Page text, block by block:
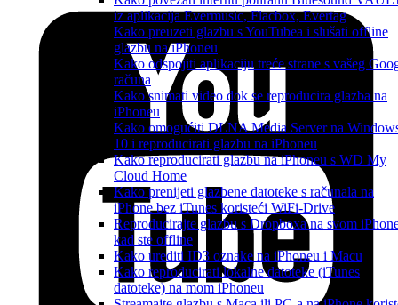
iz aplikacija Evermusic, Flacbox, Evertag
Kako preuzeti glazbu s YouTubea i slušati offline
glazbu na iPhoneu
Kako odspojiti aplikaciju treće strane s vašeg
računa
Kako snimati video dok se reproducira glazba na
iPhoneu
Kako omogućiti DLNA Media Server na
10 i reproducirati glazbu na iPhoneu
Kako reproducirati glazbu na iPhoneu s WD My
Cloud Home
Kako prenijeti glazbene datoteke s računala na
iPhone bez iTunes koristeći WiFi-Drive
Reproducirajte glazbu s Dropboxa na svom
kad ste offline
Kako urediti ID3 oznake na iPhoneu i Macu
Kako reproducirati lokalne datoteke (iTunes
datoteke) na mom iPhoneu